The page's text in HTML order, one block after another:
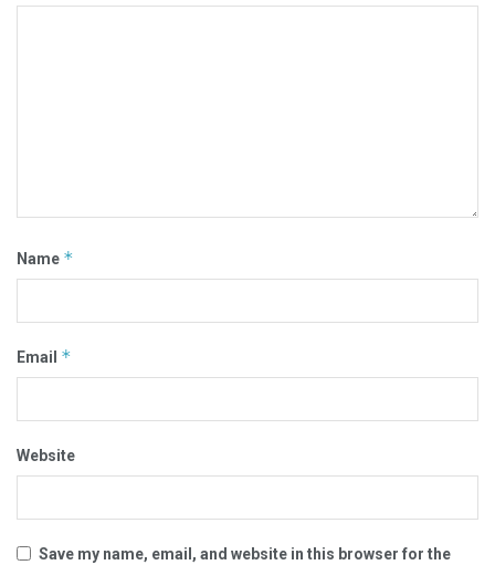
Name *
Email *
Website
Save my name, email, and website in this browser for the